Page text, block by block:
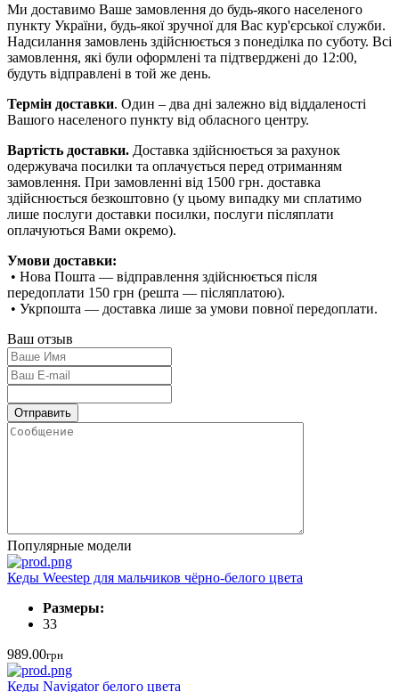
Ми доставимо Ваше замовлення до будь-якого населеного
пункту України, будь-якої зручної для Вас кур'єрської служби.
Надсилання замовлень здійснюється з понеділка по суботу. Всі
замовлення, які були оформлені та підтверджені до 12:00,
будуть відправлені в той же день.
Термін доставки. Один – два дні залежно від віддаленості
Вашого населеного пункту від обласного центру.
Вартість доставки. Доставка здійснюється за рахунок
одержувача посилки та оплачується перед отриманням
замовлення. При замовленні від 1500 грн. доставка
здійснюється безкоштовно (у цьому випадку ми сплатимо
лише послуги доставки посилки, послуги післяплати
оплачуються Вами окремо).
Умови доставки:
• Нова Пошта — відправлення здійснюється після
передоплати 150 грн (решта — післяплатою).
• Укрпошта — доставка лише за умови повної передоплати.
Ваш отзыв
Популярные модели
Кеды Weestep для мальчиков чёрно-белого цвета
Размеры:
33
989.00грн
Кеды Navigator белого цвета